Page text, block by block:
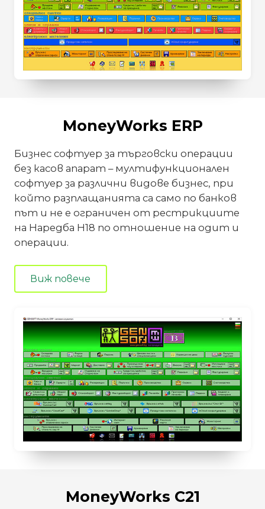
MoneyWorks ERP
Бизнес софтуер за търговски операции
без касов апарат – мултифункционален
софтуер за различни видове бизнес, при
който разплащанията са само по банков
път и не е ограничен от рестрикциите
на Наредба Н18 по отношение на одит и
операции.
Виж повече
MoneyWorks C21